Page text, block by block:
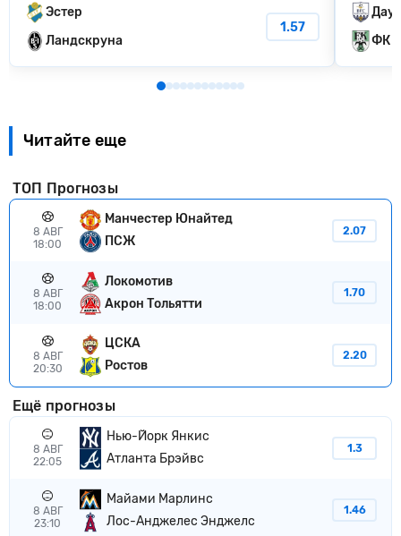
Эстер
Ландскруна
1.57
ФК
Читайте еще
ТОП Прогнозы
8 АВГ
18:00
Манчестер Юнайтед
ПСЖ
2.07
8 АВГ
18:00
Локомотив
Акрон Тольятти
1.70
8 АВГ
20:30
ЦСКА
Ростов
2.20
Ещё прогнозы
8 АВГ
22:05
Нью-Йорк Янкис
Атланта Брэйвс
1.3
8 АВГ
23:10
Майами Марлинс
Лос-Анджелес Энджелс
1.46